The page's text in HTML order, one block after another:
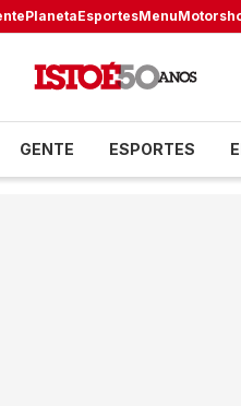
PlanetaEsportesMenu
GENTE ESPORTES